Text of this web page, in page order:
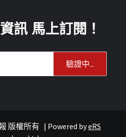
訊 馬上訂閱！
版權所有 | Powered byeRS